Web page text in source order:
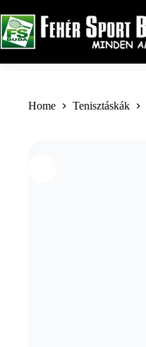
to
content
Home Tenisztáskák